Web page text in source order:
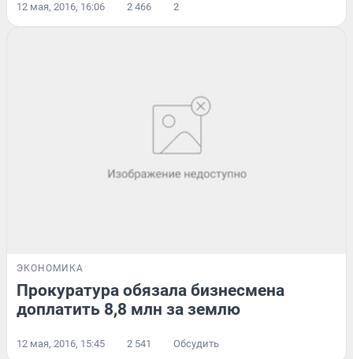
12 мая, 2016, 16:06 2 466 2
ЭКОНОМИКА
Прокуратура обязала бизнесмена
доплатить 8,8 млн за землю
12 мая, 2016, 15:45 2 541 Обсудить